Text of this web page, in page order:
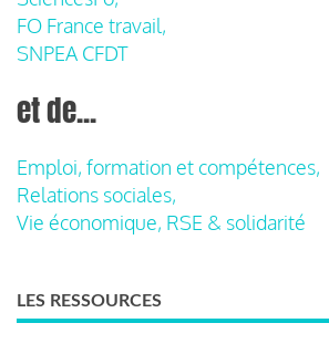
FO France travail,
SNPEA CFDT
et de...
Emploi, formation et compétences,
Relations sociales,
Vie économique, RSE & solidarité
LES RESSOURCES